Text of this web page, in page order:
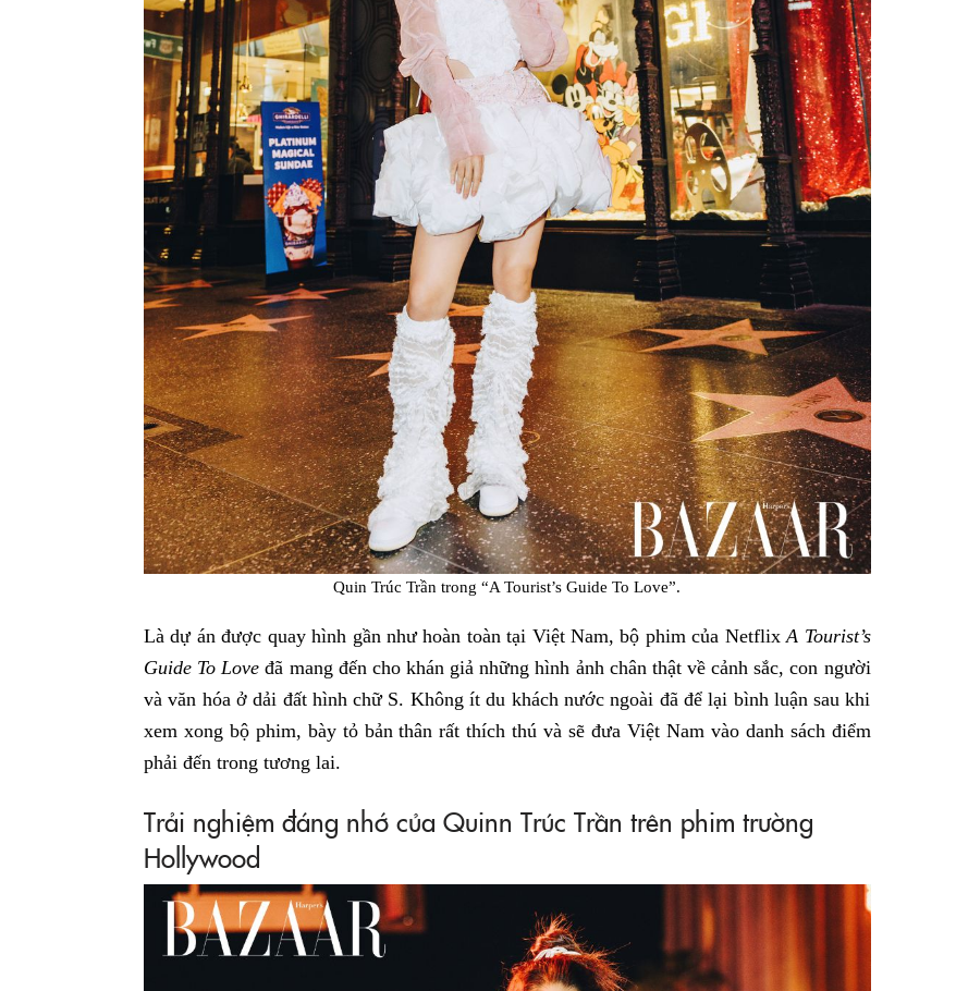
Quin Trúc Trần trong “A Tourist’s Guide To Love”.
Là dự án được quay hình gần như hoàn toàn tại Việt Nam, bộ phim của NetflixA Tourist’s
Guide To Love đã mang đến cho khán giả những hình ảnh chân thật về cảnh sắc, con người
và văn hóa ở dải đất hình chữ S. Không ít du khách nước ngoài đã để lại bình luận sau khi
xem xong bộ phim, bày tỏ bản thân rất thích thú và sẽ đưa Việt Nam vào danh sách điểm
phải đến trong tương lai.
Trải nghiệm đáng nhớ của Quinn Trúc Trần trên phim trường
Hollywood